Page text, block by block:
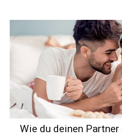
Wie du deinen